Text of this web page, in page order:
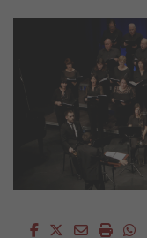
Facebook
Twitter
Email